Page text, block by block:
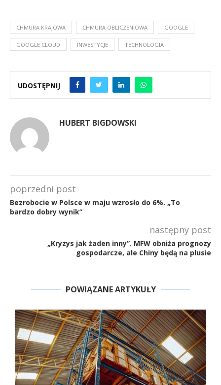
CHMURA KRAJOWA CHMURA OBLICZENIOWA GOOGLE
GOOGLE CLOUD INWESTYCJE TECHNOLOGIA
UDOSTĘPNIJ
HUBERT BIGDOWSKI
poprzedni post
Bezrobocie w Polsce w maju wzrosło do 6%. „To
bardzo dobry wynik”
następny post
„Kryzys jak żaden inny”. MFW obniża prognozy
gospodarcze, ale Chiny będą na plusie
POWIĄZANE ARTYKUŁY